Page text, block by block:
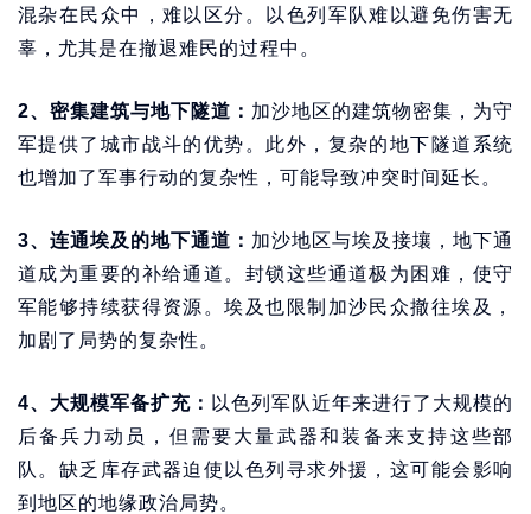
混杂在民众中，难以区分。以色列军队难以避免伤害无
辜，尤其是在撤退难民的过程中。
2、密集建筑与地下隧道： 加沙地区的建筑物密集，为守
军提供了城市战斗的优势。此外，复杂的地下隧道系统
也增加了军事行动的复杂性，可能导致冲突时间延长。
3、连通埃及的地下通道： 加沙地区与埃及接壤，地下通
道成为重要的补给通道。封锁这些通道极为困难，使守
军能够持续获得资源。埃及也限制加沙民众撤往埃及，
加剧了局势的复杂性。
4、大规模军备扩充： 以色列军队近年来进行了大规模的
后备兵力动员，但需要大量武器和装备来支持这些部
队。缺乏库存武器迫使以色列寻求外援，这可能会影响
到地区的地缘政治局势。